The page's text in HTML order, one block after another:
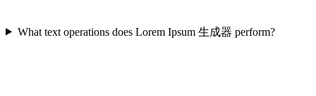
What text operations does Lorem Ipsum 生成器 perform?